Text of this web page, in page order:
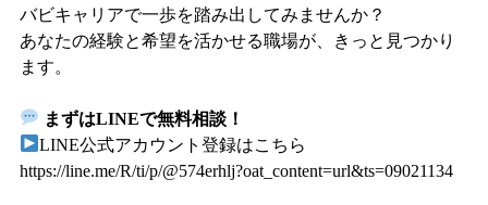
バビキャリアで一歩を踏み出してみませんか？
あなたの経験と希望を活かせる職場が、きっと見つかり
ます。
まずはLINEで無料相談！
LINE公式アカウント登録はこちら
https://line.me/R/ti/p/@574erhlj?oat_content=url&ts=09021134